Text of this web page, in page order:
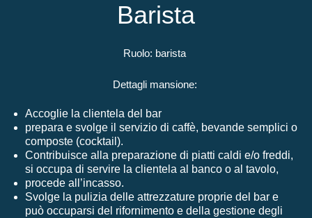
Barista
Ruolo: barista
Dettagli mansione:
Accoglie la clientela del bar
prepara e svolge il servizio di caffè, bevande semplici o
composte (cocktail).
Contribuisce alla preparazione di piatti caldi e/o freddi,
si occupa di servire la clientela al banco o al tavolo,
procede all’incasso.
Svolge la pulizia delle attrezzature proprie del bar e
può occuparsi del rifornimento e della gestione degli